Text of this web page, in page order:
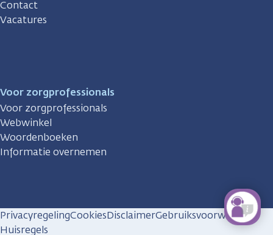
Contact
Vacatures
Voor zorgprofessionals
Voor zorgprofessionals
Webwinkel
Woordenboeken
Informatie overnemen
PrivacyregelingCookiesDisclaimerGebruiksvoorwaarden
Huisregels